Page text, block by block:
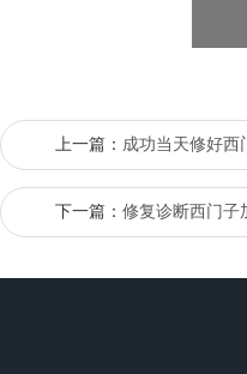
上一篇： 成功当天修好西
下一篇： 修复诊断西门子